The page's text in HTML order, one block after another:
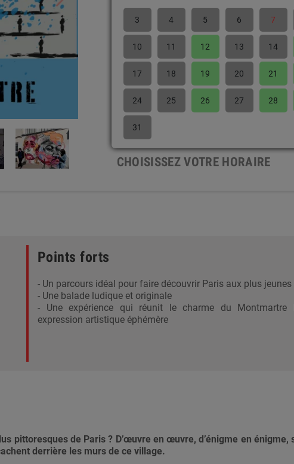
3 4 5 6 7
10 11 12 13 14
17 18 19 20 21
24 25 26 27 28
31
CHOISISSEZ VOTRE HORAIRE
Points forts
- Un parcours idéal pour faire découvrir Paris aux plus jeunes
- Une balade ludique et originale
- Une expérience qui réunit le charme du Montmartre
expression artistique éphémère
pittoresques de Paris ? D’œuvre en œuvre, d’énigme en énigme,
derrière les murs de ce village.